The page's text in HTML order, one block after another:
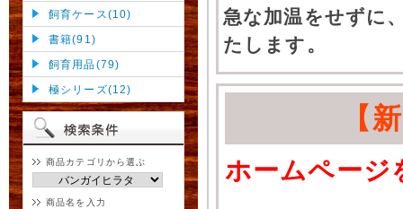
飼育ケース(10)
書籍(91)
飼育用品(79)
極シリーズ(12)
商品カテゴリから選ぶ
商品名を入力
急な加温をせずに
たします。
【
ホームページ